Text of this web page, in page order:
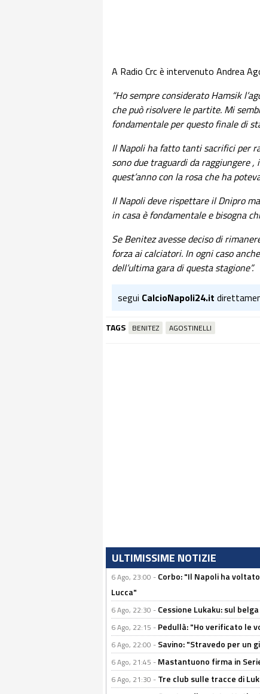
A Radio Crc è intervenuto Andrea
“Ho sempre considerato Hamsik
che può risolvere le partite. Mi
fondamentale per questo finale di
Il Napoli ha fatto tanti sacrifici per
sono due traguardi da raggiungere ,
quest’anno con la rosa che ha
Il Napoli deve rispettare il Dnipro
in casa è fondamentale e bisogna
Se Benitez avesse deciso di
forza ai calciatori. In ogni caso
dell’ultima gara di questa stagione”.
segui CalcioNapoli24.it
TAGS BENITEZ AGOSTINELLI
ULTIMISSIME NOTIZIE
6 Ago, 23:00 - Corbo: "Il Napoli ha
Lucca"
6 Ago, 22:30 - Cessione Lukaku: sul
6 Ago, 22:15 - Pedullà: "Ho verificato le
6 Ago, 22:00 - Savino: "Stravedo per un
6 Ago, 21:45 - Mastantuono firma in
6 Ago, 21:30 - Tre club sulle tracce di